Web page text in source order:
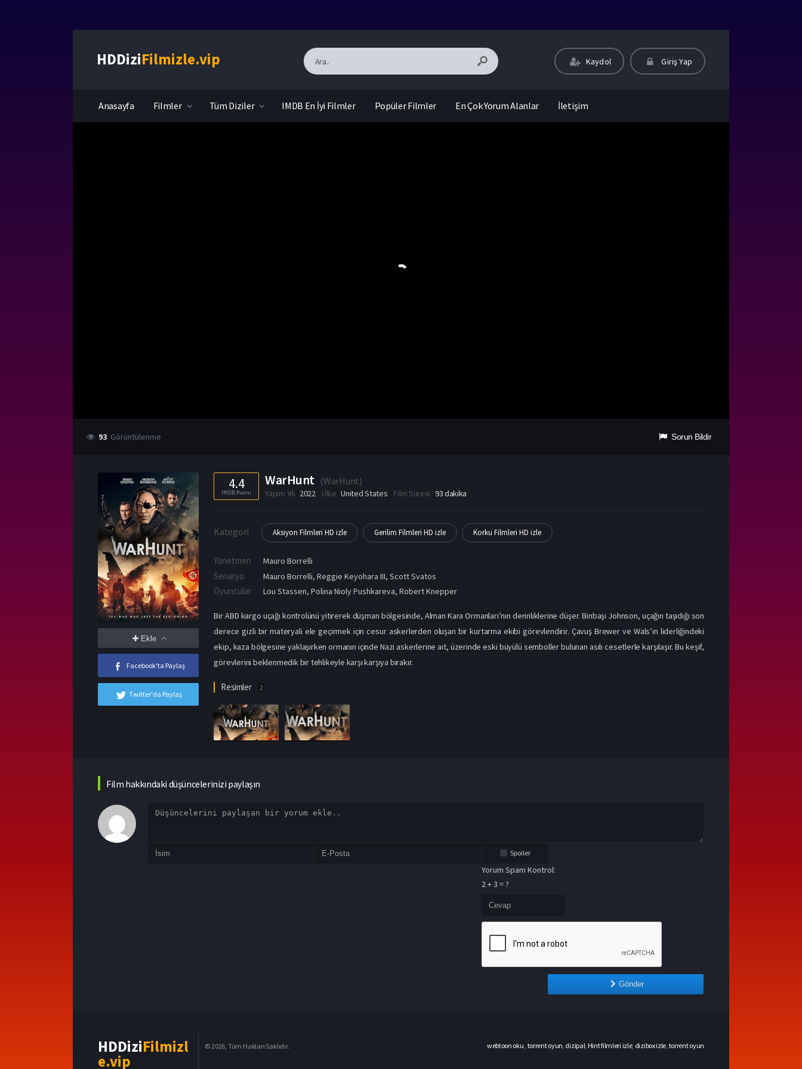
HDDiziFilmizle.vip Kaydol Giriş Yap
Anasayfa Filmler Tüm Diziler IMDB En İyi Filmler Popüler Filmler En Çok Yorum Alanlar İletişim
93 Görüntülenme Sorun Bildir
Ekle
Facebook'ta Paylaş
Twitter'da Paylaş
4.4
IMDB Puanı
WarHunt (WarHunt)
Yapım Yılı 2022 Ülke United States Film Süresi 93 dakika
Kategori Aksiyon Filmleri HD izle Gerilim Filmleri HD izle Korku Filmleri HD izle
Yönetmen Mauro Borrelli
Senaryo Mauro Borrelli, Reggie Keyohara III, Scott Svatos
Oyuncular Lou Stassen,Polina Nioly Pushkareva,Robert Knepper
Bir ABD kargo uçağı kontrolünü yitirerek düşman bölgesinde, Alman Kara Ormanları’nın derinliklerine düşer. Binbaşı Johnson, uçağın taşıdığı son
derece gizli bir materyali ele geçirmek için cesur askerlerden oluşan bir kurtarma ekibi görevlendirir. Çavuş Brewer ve Wals’ın liderliğindeki
ekip, kaza bölgesine yaklaşırken ormanın içinde Nazi askerlerine ait, üzerinde eski büyülü semboller bulunan asılı cesetlerle karşılaşır. Bu keşif,
görevlerini beklenmedik bir tehlikeyle karşı karşıya bırakır.
Resimler 2
Film hakkındaki düşüncelerinizi paylaşın
Spoiler
Yorum Spam Kontrol:
2 + 3 = ?
Gönder
HDDiziFilmizl
e.vip
© 2026, Tüm Hakları Saklıdır. webtoon oku torrent oyun dizipal Hint filmleri izle, dizibox izle torrent oyun